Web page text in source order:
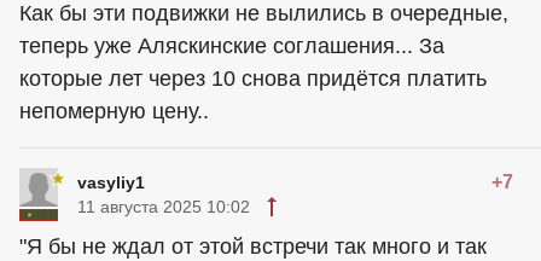
Как бы эти подвижки не вылились в очередные,
теперь уже Аляскинские соглашения... За
которые лет через 10 снова придётся платить
непомерную цену..
vasyliy1 +7
11 августа 2025 10:02
"Я бы не ждал от этой встречи так много и так